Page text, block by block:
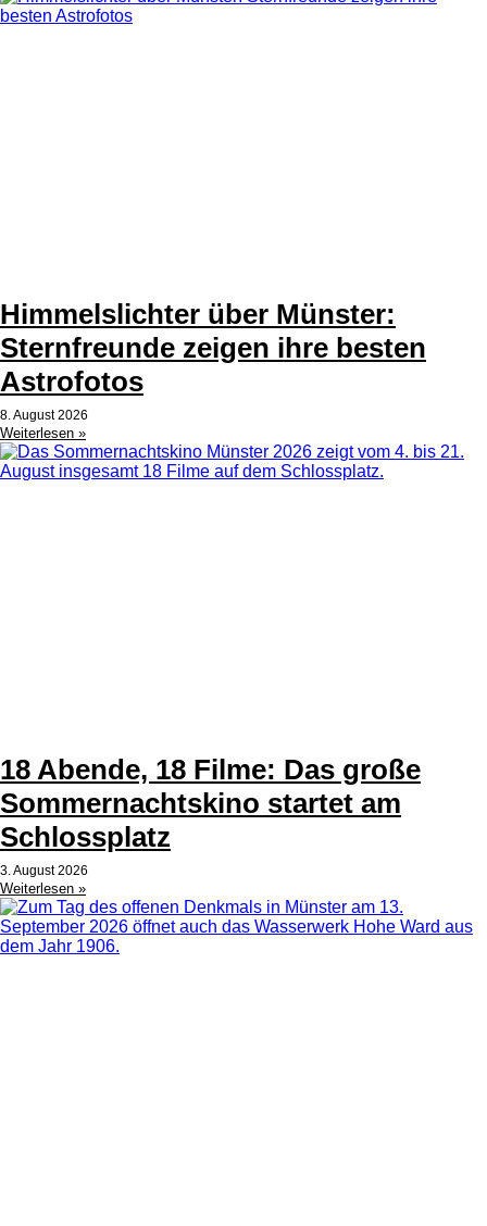
Himmelslichter über Münster:
Sternfreunde zeigen ihre besten
Astrofotos
8. August 2026
Weiterlesen »
18 Abende, 18 Filme: Das große
Sommernachtskino startet am
Schlossplatz
3. August 2026
Weiterlesen »